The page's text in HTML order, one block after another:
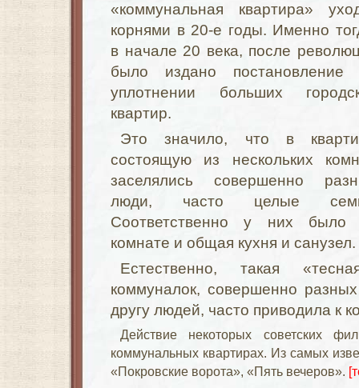
«коммунальная квартира»
корнями в 20-е годы. Именно
в начале 20 века, после
было издано постановление
уплотнении больших
квартир.
Это значило, что в
состоящую из нескольких
заселялись совершенно
люди, часто целые
Соответственно у них было
комнате и общая кухня и санузел.
Естественно, такая
коммуналок, совершенно
другу людей, часто приводила к
Действие некоторых советских
коммунальных квартирах. Из самых
«Покровские ворота», «Пять вечеров».